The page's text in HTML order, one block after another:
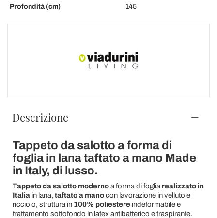
Profondità (cm)
145
Descrizione
Tappeto da salotto a forma di
foglia in lana taftato a mano Made
in Italy, di lusso.
Tappeto da salotto modernoa forma di foglia realizzato in
Italiain lana, taftato a manocon lavorazione in velluto e
ricciolo, struttura in 100% poliestereindeformabile e
trattamento sottofondo in latex antibatterico e traspirante.